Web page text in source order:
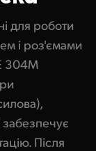
для роботи
і роз'ємами
304M
Після